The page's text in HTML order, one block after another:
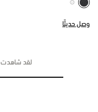
وصل حديثًا
لقد شاهدت 13 من 13 من المنتجات